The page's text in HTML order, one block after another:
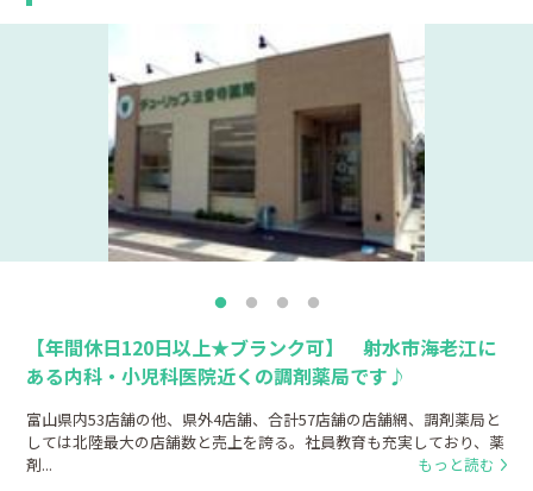
【年間休日120日以上★ブランク可】 射水市海老江に
ある内科・小児科医院近くの調剤薬局です♪
富山県内53店舗の他、県外4店舗、合計57店舗の店舗網、調剤薬局と
しては北陸最大の店舗数と売上を誇る。社員教育も充実しており、薬
剤...
もっと読む